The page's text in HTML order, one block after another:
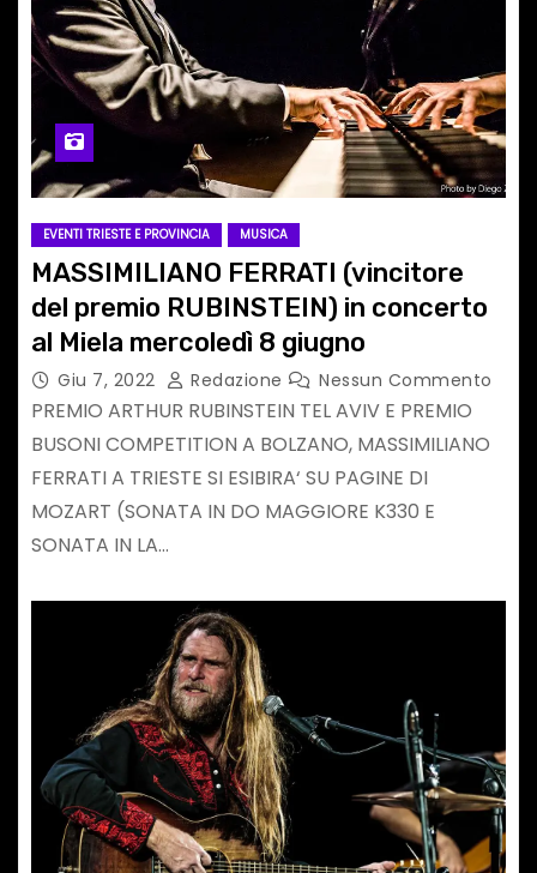
EVENTI TRIESTE E PROVINCIA MUSICA
MASSIMILIANO FERRATI (vincitore
del premio RUBINSTEIN) in concerto
al Miela mercoledì 8 giugno
Giu 7, 2022 Redazione Nessun Commento
PREMIO ARTHUR RUBINSTEIN TEL AVIV E PREMIO
BUSONI COMPETITION A BOLZANO, MASSIMILIANO
FERRATI A TRIESTE SI ESIBIRA‘ SU PAGINE DI
MOZART (SONATA IN DO MAGGIORE K330 E
SONATA IN LA…